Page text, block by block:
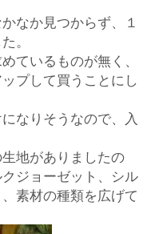
なか見つからず、１
。
ているものが無く、
プして買うことにし
なりそうなので、入
地がありましたの
ジョーゼット、シル
素材の種類を広げて